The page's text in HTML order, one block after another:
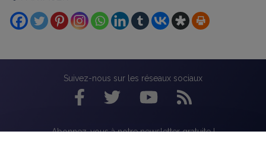
Suivez-nous sur les réseaux sociaux
Abonnez-vous à notre newsletter gratuite !